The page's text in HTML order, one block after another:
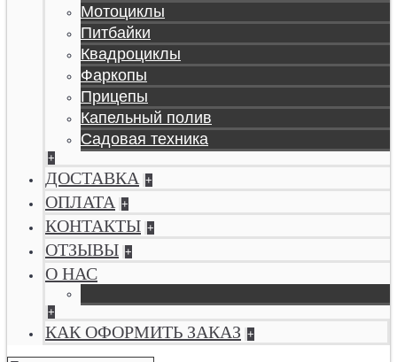
Мотоциклы
Питбайки
Квадроциклы
Фаркопы
Прицепы
Капельный полив
Садовая техника
+
ДОСТАВКА +
ОПЛАТА +
КОНТАКТЫ +
ОТЗЫВЫ +
О НАС
+
КАК ОФОРМИТЬ ЗАКАЗ +